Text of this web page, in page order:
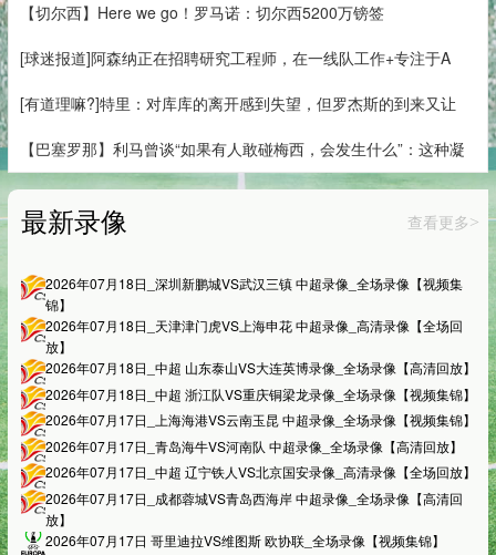
【切尔西】Here we go！罗马诺：切尔西5200万镑签
[球迷报道]阿森纳正在招聘研究工程师，在一线队工作+专注于A
[有道理嘛?]特里：对库库的离开感到失望，但罗杰斯的到来又让
【巴塞罗那】利马曾谈“如果有人敢碰梅西，会发生什么”：这种凝
最新录像 查看更多>
2026年07月18日_深圳新鹏城VS武汉三镇 中超录像_全场录像【视频集
锦】
2026年07月18日_天津津门虎VS上海申花 中超录像_高清录像【全场回
放】
2026年07月18日_中超 山东泰山VS大连英博录像_全场录像【高清回放】
2026年07月18日_中超 浙江队VS重庆铜梁龙录像_全场录像【视频集锦】
2026年07月17日_上海海港VS云南玉昆 中超录像_全场录像【视频集锦】
2026年07月17日_青岛海牛VS河南队 中超录像_全场录像【高清回放】
2026年07月17日_中超 辽宁铁人VS北京国安录像_高清录像【全场回放】
2026年07月17日_成都蓉城VS青岛西海岸 中超录像_全场录像【高清回
放】
2026年07月17日 哥里迪拉VS维图斯 欧协联_全场录像【视频集锦】